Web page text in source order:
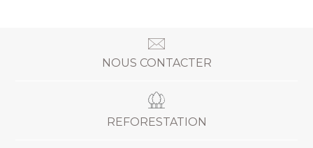
NOUS CONTACTER
REFORESTATION